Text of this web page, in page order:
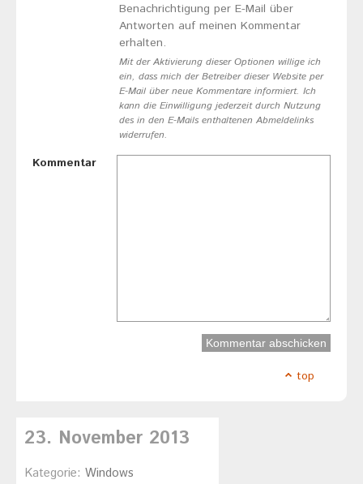
Benachrichtigung per E-Mail über
Antworten auf meinen Kommentar
erhalten.
Mit der Aktivierung dieser Optionen willige ich
ein, dass mich der Betreiber dieser Website per
E-Mail über neue Kommentare informiert. Ich
kann die Einwilligung jederzeit durch Nutzung
des in den E-Mails enthaltenen Abmeldelinks
widerrufen.
Kommentar
top
23. November 2013
Kategorie: Windows